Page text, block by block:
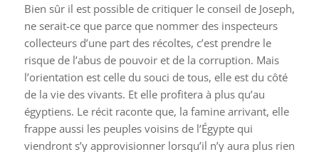
Bien sûr il est possible de critiquer le conseil de Joseph,
ne serait-ce que parce que nommer des inspecteurs
collecteurs d’une part des récoltes, c’est prendre le
risque de l’abus de pouvoir et de la corruption. Mais
l’orientation est celle du souci de tous, elle est du côté
de la vie des vivants. Et elle profitera à plus qu’au
égyptiens. Le récit raconte que, la famine arrivant, elle
frappe aussi les peuples voisins de l’Égypte qui
viendront s’y approvisionner lorsqu’il n’y aura plus rien